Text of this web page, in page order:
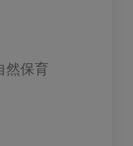
然保育